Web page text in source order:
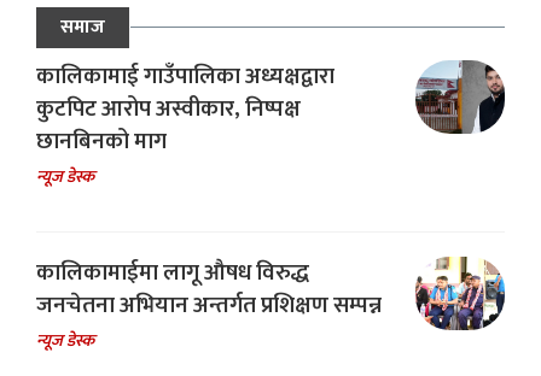
समाज
कालिकामाई गाउँपालिका अध्यक्षद्वारा
कुटपिट आरोप अस्वीकार, निष्पक्ष
छानबिनको माग
न्यूज डेस्क
कालिकामाईमा लागू औषध विरुद्ध
जनचेतना अभियान अन्तर्गत प्रशिक्षण सम्पन्न
न्यूज डेस्क